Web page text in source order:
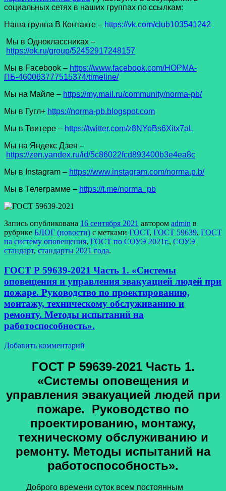
социальных сетях в наших группах по ссылкам:
Наша группа В Контакте – https://vk.com/club103541242
Мы в Одноклассниках –
https://ok.ru/group/52452917248157
Мы в Facеbook – https://www.facebook.com/НОРМА-
ПБ-460063777515374/timeline/
Мы на Майле – https://my.mail.ru/community/norma-pb/
Мы в Гугл+ https://norma-pb.blogspot.com
Мы в Твитере – https://twitter.com/z8NYoBs6Xitx7aL
Мы на Яндекс Дзен –
https://zen.yandex.ru/id/5c86022fcd893400b3e4ea8c
Мы в Instagram – https://www.instagram.com/norma.p.b/
Мы в Телеграмме – https://t.me/norma_pb
Запись опубликована 16 сентября 2021 автором admin в
рубрике БЛОГ (новости) с метками ГОСТ, ГОСТ 59639, ГОСТ
на систему оповещения, ГОСТ по СОУЭ 2021г., СОУЭ
стандарт, стандарты 2021 года.
ГОСТ Р 59639-2021 Часть 1. «Системы
оповещения и управления эвакуацией людей при
пожаре. Руководство по проектированию,
монтажу, техническому обслуживанию и
ремонту. Методы испытаний на
работоспособность».
Добавить комментарий
ГОСТ Р 59639-2021 Часть 1.
«Системы оповещения и
управления эвакуацией людей при
пожаре. Руководство по
проектированию, монтажу,
техническому обслуживанию и
ремонту. Методы испытаний на
работоспособность».
Доброго времени суток всем постоянным